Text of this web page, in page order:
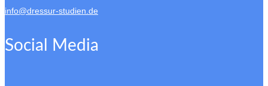
info@dressur-studien.de
Social Media